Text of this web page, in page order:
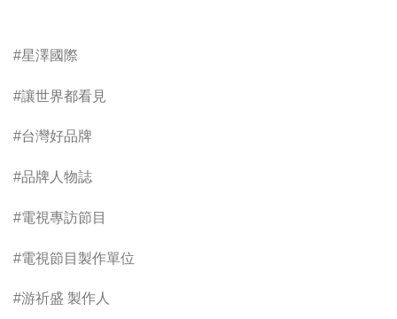
#星澤國際
#讓世界都看見
#台灣好品牌
#品牌人物誌
#電視專訪節目
#電視節目製作單位
#游祈盛 製作人